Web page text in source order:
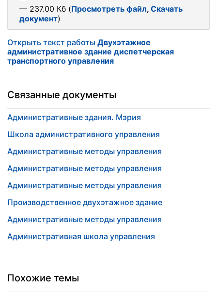
— 237.00 Кб (Просмотреть файл, Скачать
документ)
Открыть текст работы Двухэтажное
административное здание диспетчерская
транспортного управления
Связанные документы
Административные здания. Мэрия
Школа административного управления
Административные методы управления
Административные методы управления
Административные методы управления
Производственное двухэтажное здание
Административные методы управления
Административная школа управления
Похожие темы